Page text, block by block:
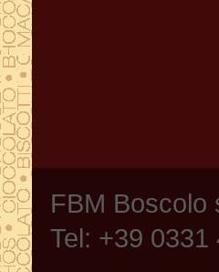
FBM Boscolo
Tel: +39